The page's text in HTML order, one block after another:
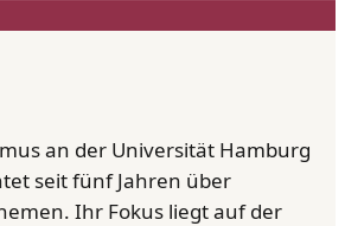
an der Universität Hamburg
seit fünf Jahren über
Ihr Fokus liegt auf der